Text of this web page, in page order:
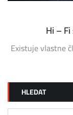
Hi –
Existuje vlastne
HLEDAT